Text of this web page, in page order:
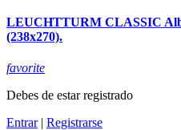
LEUCHTTURM CLASSIC
(238x270).
favorite
Debes de estar registrado
Entrar| Registrarse